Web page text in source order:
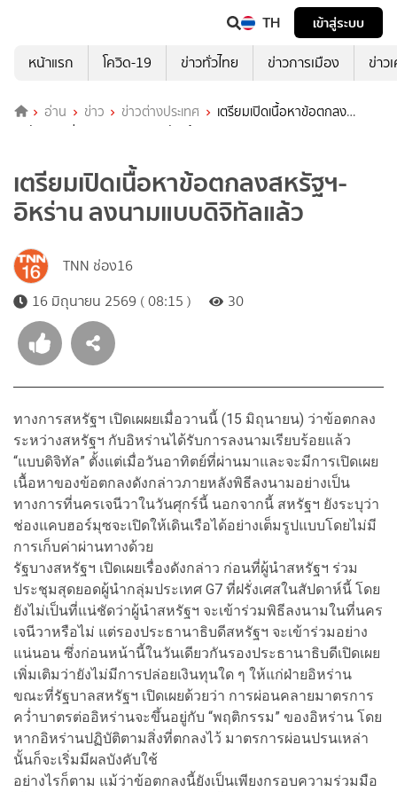
TH
เข้าสู่ระบบ
หน้าแรก
โควิด-19 ข่าวทั่วไทย ข่าวการเมือง ข่าว
อ่าน ข่าว ข่าวต่างประเทศ
เตรียมเปิดเนื้อหาข้อตกลง
สหรัฐฯ-อิหร่าน ลงนามแบบดิจิทัลแล้ว
เตรียมเปิดเนื้อหาข้อตกลงสหรัฐฯ-
อิหร่าน ลงนามแบบดิจิทัลแล้ว
TNN ช่อง16
16 มิถุนายน 2569 ( 08:15 )
30
ทางการสหรัฐฯ เปิดเผผยเมื่อวานนี้ (15 มิถุนายน) ว่าข้อตกลง
ระหว่างสหรัฐฯ กับอิหร่านได้รับการลงนามเรียบร้อยแล้ว
“แบบดิจิทัล” ตั้งแต่เมื่อวันอาทิตย์ที่ผ่านมาและจะมีการเปิดเผย
เนื้อหาของข้อตกลงดังกล่าวภายหลังพิธีลงนามอย่างเป็น
ทางการที่นครเจนีวาในวันศุกร์นี้ นอกจากนี้ สหรัฐฯ ยังระบุว่า
ช่องแคบฮอร์มุซจะเปิดให้เดินเรือได้อย่างเต็มรูปแบบโดยไม่มี
การเก็บค่าผ่านทางด้วย
รัฐบางสหรัฐฯ เปิดเผยเรื่องดังกล่าว ก่อนที่ผู้นำสหรัฐฯ ร่วม
ประชุมสุดยอดผู้นำกลุ่มประเทศ G7 ที่ฝรั่งเศสในสัปดาห์นี้ โดย
ยังไม่เป็นที่แน่ชัดว่าผู้นำสหรัฐฯ จะเข้าร่วมพิธีลงนามในที่นคร
เจนีวาหรือไม่ แต่รองประธานาธิบดีสหรัฐฯ จะเข้าร่วมอย่าง
แน่นอน ซึ่งก่อนหน้านี้ในวันเดียวกันรองประธานาธิบดีเปิดเผย
เพิ่มเติมว่ายังไม่มีการปล่อยเงินทุนใด ๆ ให้แก่ฝ่ายอิหร่าน
ขณะที่รัฐบาลสหรัฐฯ เปิดเผยด้วยว่า การผ่อนคลายมาตรการ
คว่ำบาตรต่ออิหร่านจะขึ้นอยู่กับ “พฤติกรรม” ของอิหร่าน โดย
หากอิหร่านปฏิบัติตามสิ่งที่ตกลงไว้ มาตรการผ่อนปรนเหล่า
นั้นก็จะเริ่มมีผลบังคับใช้
อย่างไรก็ตาม แม้ว่าข้อตกลงนี้ยังเป็นเพียงกรอบความร่วมมือ